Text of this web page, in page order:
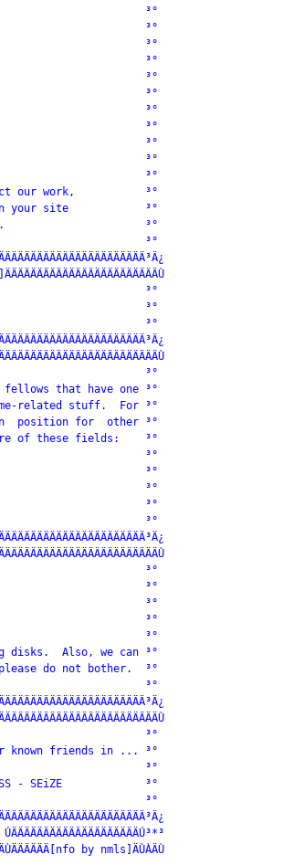
³°
³°
³°
³°
³°
³°
³°
³°
³°
³°
³°
our work,           ³°
your site            ³°
³°
³°
³°
³°
³°
³°
that have one ³°
related stuff.  For ³°
position for  other ³°
of these fields:    ³°
³°
³°
³°
³°
³°
³°
³°
³°
³°
³°
disks.  Also, we can ³°
do not bother.  ³°
³°
³°
known friends in ... ³°
³°
- SEiZE             ³°
³°
by nmls]ÄÙÀÄÙ